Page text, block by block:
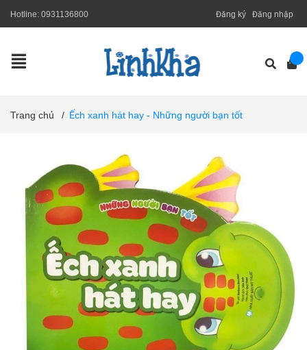
Hotline: 0931136800 Đăng ký Đăng nhập
Trang chủ / Ếch xanh hát hay - Những người bạn tốt